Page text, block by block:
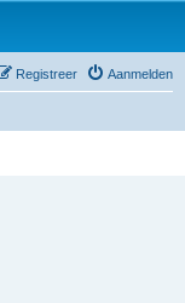
Aanmelden
Registreer